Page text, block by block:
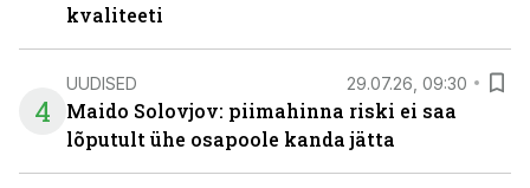
kvaliteeti
4
UUDISED 29.07.26, 09:30
Maido Solovjov: piimahinna riski ei saa
lõputult ühe osapoole kanda jätta